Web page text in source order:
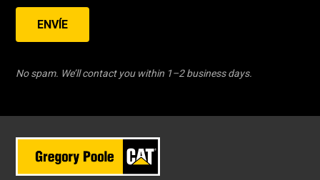
ENVÍE
No spam. We’ll contact you within 1–2 business days.